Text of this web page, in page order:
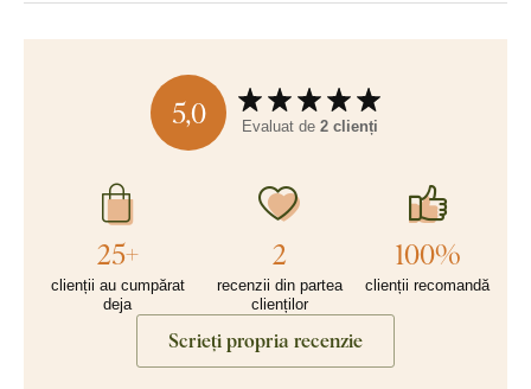
5,0 Evaluat de 2 clienți
25+
clienții au cumpărat
deja
2
recenzii din partea
clienților
100%
clienții recomandă
Scrieți propria recenzie